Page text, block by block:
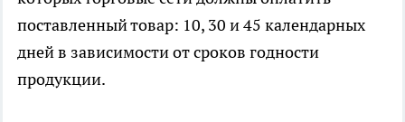
поставленный товар: 10, 30 и 45 календарных
дней в зависимости от сроков годности
продукции.